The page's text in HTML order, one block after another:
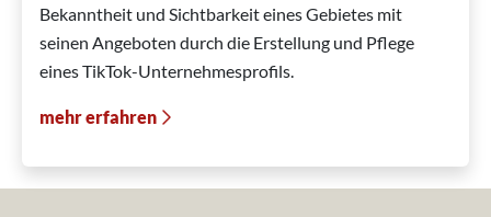
Bekanntheit und Sichtbarkeit eines Gebietes mit
seinen Angeboten durch die Erstellung und Pflege
eines TikTok-Unternehmesprofils.
mehr erfahren